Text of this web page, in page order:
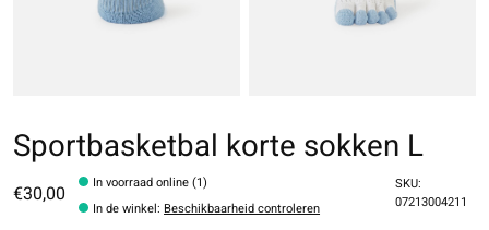
Sportbasketbal korte sokken L
€30,00
In voorraad online (1)
In de winkel: Beschikbaarheid controleren
SKU:
07213004211